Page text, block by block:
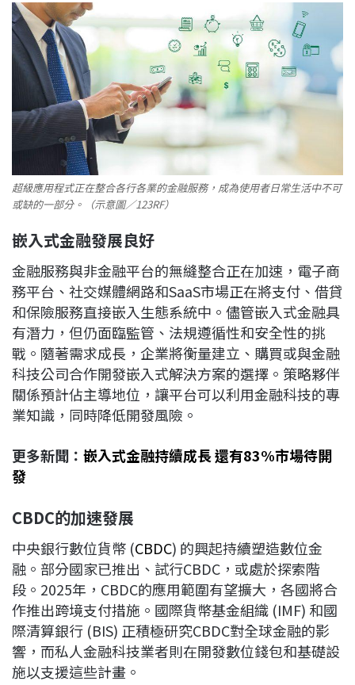
超級應用程式正在整合各行各業的金融服務，成為使用者日常生活中不可
或缺的一部分。（示意圖／123RF）
嵌入式金融發展良好
金融服務與非金融平台的無縫整合正在加速，電子商
務平台、社交媒體網路和SaaS市場正在將支付、借貸
和保險服務直接嵌入生態系統中。儘管嵌入式金融具
有潛力，但仍面臨監管、法規遵循性和安全性的挑
戰。隨著需求成長，企業將衡量建立、購買或與金融
科技公司合作開發嵌入式解決方案的選擇。策略夥伴
關係預計佔主導地位，讓平台可以利用金融科技的專
業知識，同時降低開發風險。
更多新聞： 嵌入式金融持續成長 還有83%市場待開
發
CBDC的加速發展
中央銀行數位貨幣 (CBDC) 的興起持續塑造數位金
融。部分國家已推出、試行CBDC，或處於探索階
段。2025年，CBDC的應用範圍有望擴大，各國將合
作推出跨境支付措施。國際貨幣基金組織 (IMF) 和國
際清算銀行 (BIS) 正積極研究CBDC對全球金融的影
響，而私人金融科技業者則在開發數位錢包和基礎設
施以支援這些計畫。